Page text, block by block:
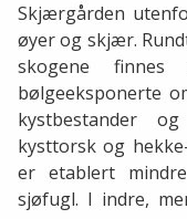
Skjærgården
øyer og skjær.
skogene
bølgeeksponerte
kystbestander
kysttorsk og
er etablert
sjøfugl. I indre,